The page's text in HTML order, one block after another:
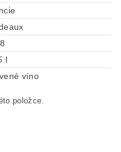
l
víno
položce.